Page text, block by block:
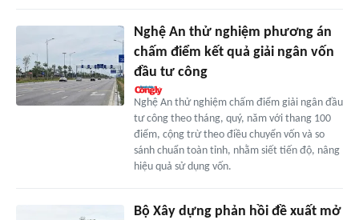
Nghệ An thử nghiệm phương án
chấm điểm kết quả giải ngân vốn
đầu tư công
Nghệ An thử nghiệm chấm điểm giải ngân đầu
tư công theo tháng, quý, năm với thang 100
điểm, cộng trừ theo điều chuyển vốn và so
sánh chuẩn toàn tỉnh, nhằm siết tiến độ, nâng
hiệu quả sử dụng vốn.
Bộ Xây dựng phản hồi đề xuất mở